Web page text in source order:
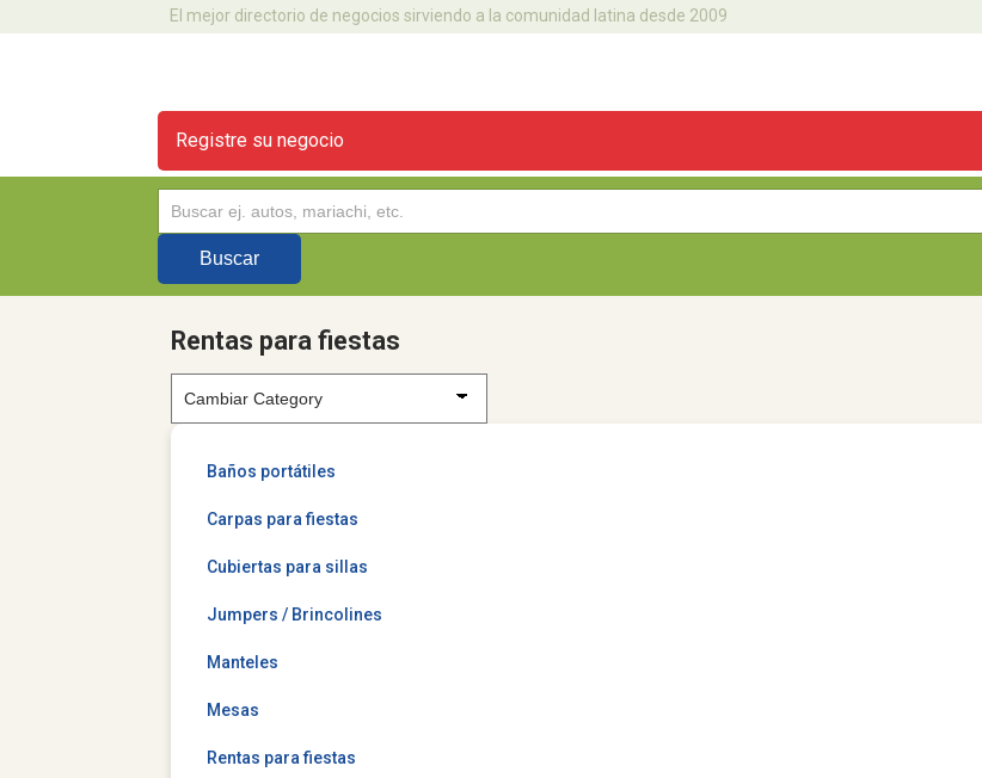
El mejor directorio de negocios sirviendo a la comunidad latina desde 2009
Registre su negocio
Rentas para fiestas
Baños portátiles
Carpas para fiestas
Cubiertas para sillas
Jumpers / Brincolines
Manteles
Mesas
Rentas para fiestas